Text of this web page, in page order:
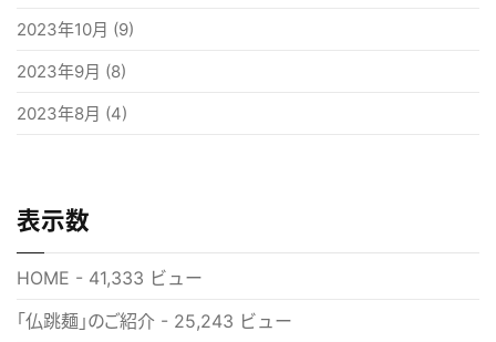
2023年10月 (9)
2023年9月 (8)
2023年8月 (4)
表示数
HOME - 41,333 ビュー
「仏跳麺」のご紹介 - 25,243 ビュー